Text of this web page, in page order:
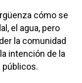
cómo se
el agua, pero
la comunidad
intención de la
públicos.